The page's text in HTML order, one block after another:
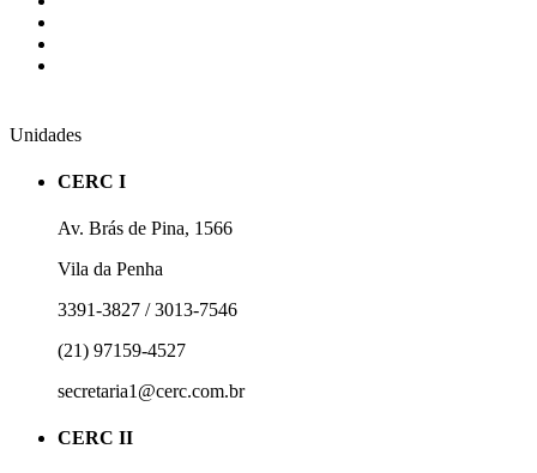
Unidades
CERC I
Av. Brás de Pina, 1566
Vila da Penha
3391-3827 / 3013-7546
(21) 97159-4527
secretaria1@cerc.com.br
CERC II